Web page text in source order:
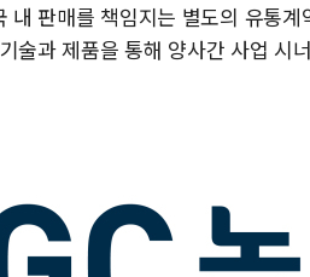
내 판매를 책임지는 별도의 유통
술과 제품을 통해 양사간 사업 시